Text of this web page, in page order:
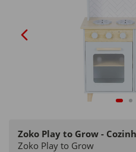
Zoko Play to Grow -
Zoko Play to Grow